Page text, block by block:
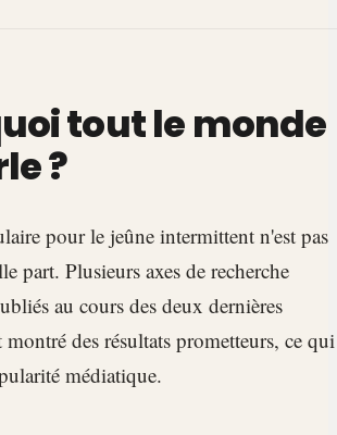
tout le monde
?
pour le jeûne intermittent n'est pas
part. Plusieurs axes de recherche
au cours des deux dernières
montré des résultats prometteurs, ce
médiatique.